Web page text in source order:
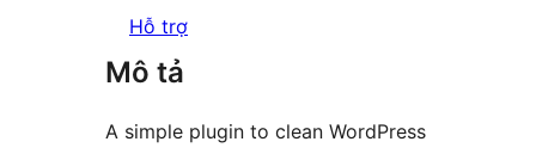
Hỗ trợ
Mô tả
A simple plugin to clean WordPress